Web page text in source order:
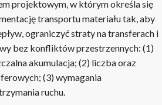
projektowym, w którym określa się
transportu materiału tak, aby
ograniczyć straty na transferach i
bez konfliktów przestrzennych: (1)
akumulacja; (2) liczba oraz
(3) wymagania
ruchu.